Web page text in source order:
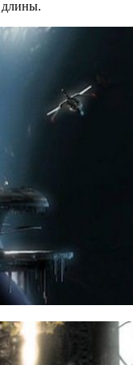
длины.